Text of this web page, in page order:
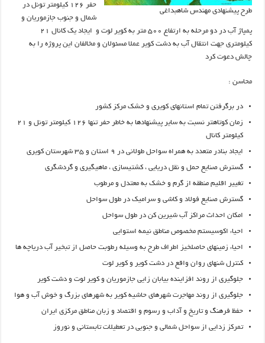
طرح پیشنهادی مهندس شاهبداغی
حفر ۱۲۶ کیلومتر تونل در
شمال و جنوب جازموریان و
پمپاژ آب در دو مرحله به ارتفاع ۵۰۰ متر به کویر لوت و ایجاد یک کانال ۲۱
کیلومتری جهت انتقال آب به دشت کویر عملا مسئولان و مخالفان این پروژه را به
چالش دعوت کرد
محاسن :
در برگرفتن تمام استانهای کویری و خشک مرکز کشور
زمان کوتاهتر نسبت به سایر پیشنهادها به خاطر حفر تنها ۱۲۶ کیلومتر تونل و ۲۱
کیلومتر کانال
ایجاد بنادر متعدد به همراه سواحل طولانی در ۹ استان و ۳۵ شهرستان کویری
گسترش صنایع حمل و نقل دریایی ، کشتیسازی ، ماهیگیری و گردشگری
تغییر اقلیم منطقه از گرم و خشک به معتدل و مرطوب
گسترش صنایع فولاد و کاشی و سرامیک در طول سواحل
امکان احداث مراکز آب شیرین کن در طول سواحل
احیاء اکوسیستم مخصوص مناطق نیمه استوایی
احیاء زمینهای حاصلخیز اطراف طرح به وسیله رطوبت حاصل از تبخیر آب دریاچه ها
کنترل شنهای روان واقع در دشت کویر و کویر لوت
جلوگیری از روند افزاینده بیابان زایی جازموریان و کویر لوت و دشت کویر
جلوگیری از روند مهاجرت شهرهای حاشیه کویر به شهرهای بزرگ و خوش آب و هوا
حفظ فرهنگ و تاریخ و آداب و رسوم و اقتصاد و زبان مناطق مرکزی ایران
تمرکز زدایی از سواحل شمالی و جنوبی در تعطیلات تابستانی و نوروز